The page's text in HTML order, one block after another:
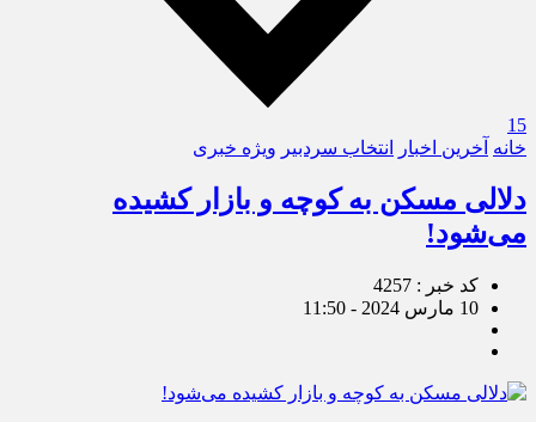
15
خانه آخرین اخبار انتخاب سردبیر ویژه خبری
دلالی مسکن به کوچه و بازار کشیده
می‌شود!
کد خبر : 4257
10 مارس 2024 - 11:50